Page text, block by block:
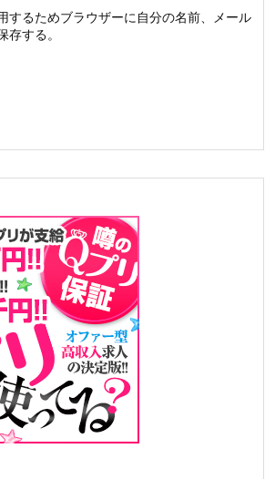
するためブラウザーに自分の名前、メール
存する。